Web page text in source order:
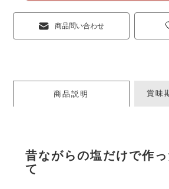
商品問い合わせ
商品説明 賞味
昔ながらの塩だけで作
て